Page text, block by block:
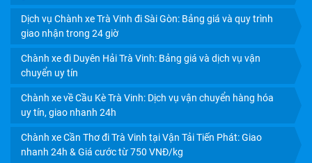
Dịch vụ Chành xe Trà Vinh đi Sài Gòn: Bảng giá và quy trình
giao nhận trong 24 giờ
Chành xe đi Duyên Hải Trà Vinh: Bảng giá và dịch vụ vận
chuyển uy tín
Chành xe về Cầu Kè Trà Vinh: Dịch vụ vận chuyển hàng hóa
uy tín, giao nhanh 24h
Chành xe Cần Thơ đi Trà Vinh tại Vận Tải Tiến Phát: Giao
nhanh 24h & Giá cước từ 750 VNĐ/kg